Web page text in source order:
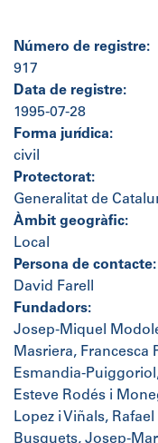
Número de registre:
917
Data de registre:
1995-07-28
Forma jurídica:
civil
Protectorat:
Generalitat de
Àmbit geogràfic:
Local
Persona de contacte:
David Farell
Fundadors:
Josep-Miquel
Masriera, Francesca
Esmandia-
Esteve Rodés i
Lopez i Viñals,
Busquets, Josep-